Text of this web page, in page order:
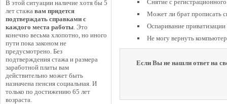
В этой ситуации наличие хотя бы 5
лет стажа вам придется
подтверждать справками с
каждого места работы. Это
конечно весьма хлопотно, но иного
пути пока законом не
предусмотрено. Без
подтверждения стажа и размера
заработной платы вам
действительно может быть
назначена пенсия социальная. И
только по достижению 65 лет
возраста.
Снятие с
Может ли брат прописать
Оспаривание приватизации
Не могу вернуть
Если Вы не нашли ответ на